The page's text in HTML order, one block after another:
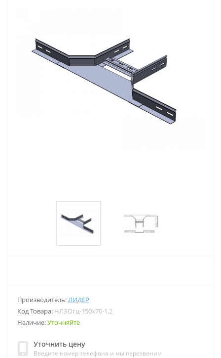
Производитель:ЛИДЕР
Код Товара: НЛЗОгц-150х70-1,2
Наличие:Уточняйте
Уточнить цену
Введите номер телефона и мы перезвоним